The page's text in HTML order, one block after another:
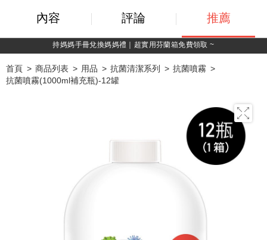
綁定LINE好友，500購物金立即折！
首頁 商品列表 用品 抗菌清潔系列
抗菌噴霧
抗菌噴霧(1000ml補充瓶)-12罐
內容 評論 推薦